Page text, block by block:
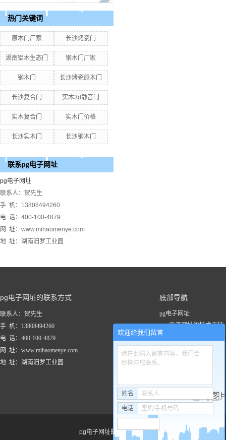
热门关键词
原木门厂家 长沙烤瓷门
湖南铝木生态门 钢木门厂家
钢木门 长沙烤瓷原木门
长沙复合门 实木3d静音门
实木复合门 实木门价格
长沙实木门 长沙钢木门
联系pg电子网址
pg电子网址
联系人：贺先生
手 机：13808494260
电 话：400-100-4879
网 址：www.mihaomenye.com
地 址：湖南汨罗工业园
pg电子网址的联系方式
联系人：贺先生
手 机：13808494260
电 话：400-100-4879
网 址：www.mihaomenye.com
地 址：湖南汨罗工业园
底部导航
pg电子网址
pg电子网址的技术支持
关于pg电子网址
工程案例
pg电子网址的友情链接：
欢迎给我们留言
请在此输入留言内容，我们会
尽快与您联系。
姓名 联系人
电话 座机/手机号码